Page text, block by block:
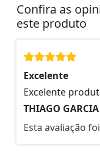
Confira as
este produto
Excelente
Excelente
THIAGO
Esta avaliação